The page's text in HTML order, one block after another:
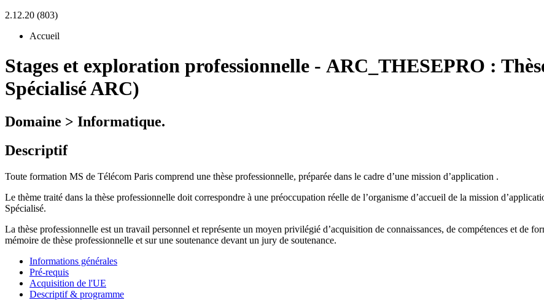
2.12.20 (803)
Accueil
Stages et exploration professionnelle - ARC_THESEPRO :
Spécialisé ARC)
Domaine > Informatique.
Descriptif
Toute formation MS de Télécom Paris comprend une thèse professionnelle, préparée dans le cadre d’une mission d’application .
Le thème traité dans la thèse professionnelle doit correspondre à une préoccupation réelle de l’organisme d’accueil de la mission
Spécialisé.
La thèse professionnelle est un travail personnel et représente un moyen privilégié d’acquisition de connaissances, de compétences et de
mémoire de thèse professionnelle et sur une soutenance devant un jury de soutenance.
Informations générales
Pré-requis
Acquisition de l'UE
Descriptif & programme